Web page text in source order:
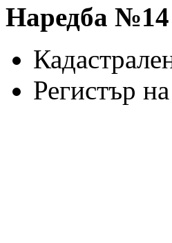
Наредба №14
Регистър